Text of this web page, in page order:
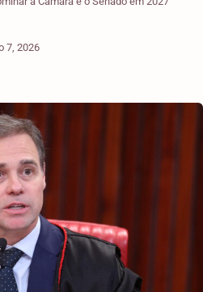
7, 2026